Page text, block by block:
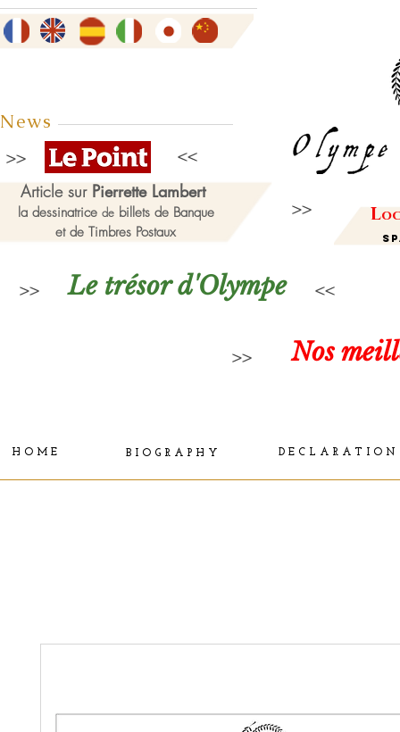
News
Article sur Pierrette Lambert
la dessinatrice debillets de Banque
et de Timbres Postaux
L
Le trésor d'Olympe
Nos
H O M E B I O G R A P H Y D E C L A R A T I O N